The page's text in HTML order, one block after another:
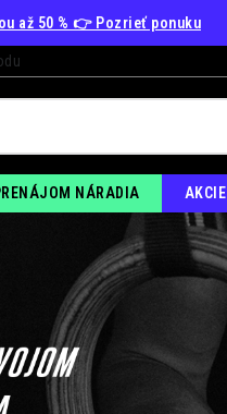
až 50 % 👉 Pozrieť ponuku
NÁRADIA AKCIE